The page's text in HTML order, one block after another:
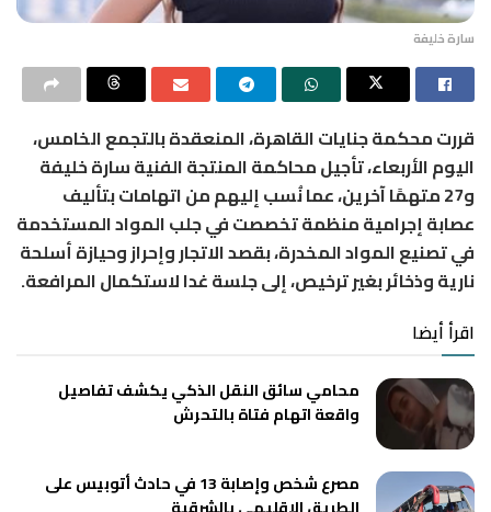
سارة خليفة
قررت محكمة جنايات القاهرة، المنعقدة بالتجمع الخامس،
اليوم الأربعاء، تأجيل محاكمة المنتجة الفنية سارة خليفة
و27 متهمًا آخرين، عما نُسب إليهم من اتهامات بتأليف
عصابة إجرامية منظمة تخصصت في جلب المواد المستخدمة
في تصنيع المواد المخدرة، بقصد الاتجار وإحراز وحيازة أسلحة
نارية وذخائر بغير ترخيص، إلى جلسة غدا لاستكمال المرافعة.
اقرأ أيضا
محامي سائق النقل الذكي يكشف تفاصيل
واقعة اتهام فتاة بالتحرش
مصرع شخص وإصابة 13 في حادث أتوبيس على